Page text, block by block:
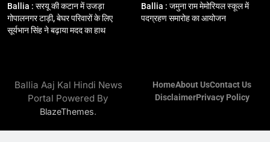
14
15
में हो जाते है मायूस
Ballia : सरयू की कटान में उजड़ा
गोपालनगर टाड़ी, बेघर परिवारों के लिए
सूर्यभान सिंह ने बढ़ाया मदद का हाथ
Ballia : जमुना राम मेमोरियल स्कूल में
पदग्रहण समारोह का आयोजन
Ballia Aaj Kal Hindi News
Portal Powered By
BlazeThemes.
HomeAbout UsContact Us
DisclaimerPrivacy Policy